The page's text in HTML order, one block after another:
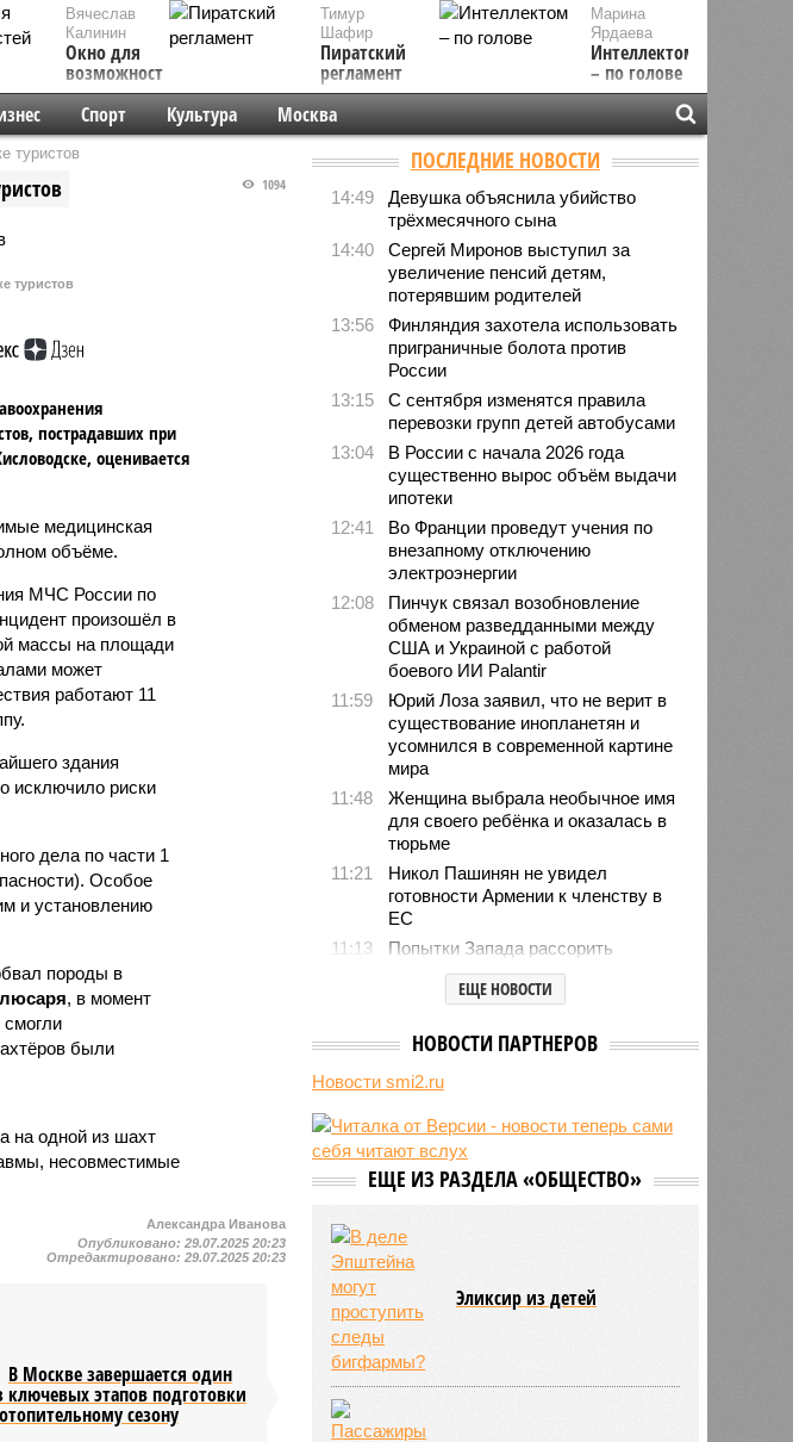
Вячеслав
Калинин
Окно для
возможностей
Марина
Ярдаева
Интеллектом
– по голове
Тимур
Шафир
Пиратский
регламент
Спорт Культура Москва
туристов
1094
туристов
пострадавших при
оценивается
медицинская
объёме.
МЧС России по
произошёл в
массы на площади
может
работают 11
здания
исключило риски
дела по части 1
Особое
и установлению
породы в
, в момент
были
на одной из шахт
несовместимые
Александра Иванова
Опубликовано:29.07.2025 20:23
Отредактировано:29.07.2025 20:23
В Москве завершается один
ключевых этапов подготовки
сезону
ПОСЛЕДНИЕ НОВОСТИ
14:49
Девушка объяснила убийство
трёхмесячного сына
14:40
Сергей Миронов выступил за
увеличение пенсий детям,
потерявшим родителей
13:56
Финляндия захотела использовать
приграничные болота против
России
13:15
С сентября изменятся правила
перевозки групп детей автобусами
13:04
В России с начала 2026 года
существенно вырос объём выдачи
ипотеки
12:41
Во Франции проведут учения по
внезапному отключению
электроэнергии
12:08
Пинчук связал возобновление
обменом разведданными между
США и Украиной с работой
боевого ИИ Palantir
11:59
Юрий Лоза заявил, что не верит в
существование инопланетян и
усомнился в современной картине
мира
11:48
Женщина выбрала необычное имя
для своего ребёнка и оказалась в
тюрьме
11:21
Никол Пашинян не увидел
готовности Армении к членству в
ЕС
11:13
Попытки Запада рассорить
Москву и Астану назвали
бесперспективными
опроверг слова министра обороны
США запретили приходить на
пляж после драки
10:33
Аргентина и Мексика поддержали
Инфантино после его промаха с
10:28
Крупнейшие финансовые
компании США на Уолл-стрит
подверглись массированной
кибератаке
ЕЩЕ НОВОСТИ
НОВОСТИ ПАРТНЕРОВ
Новости smi2.ru
ЕЩЕ ИЗ РАЗДЕЛА «ОБЩЕСТВО»
Эликсир из детей